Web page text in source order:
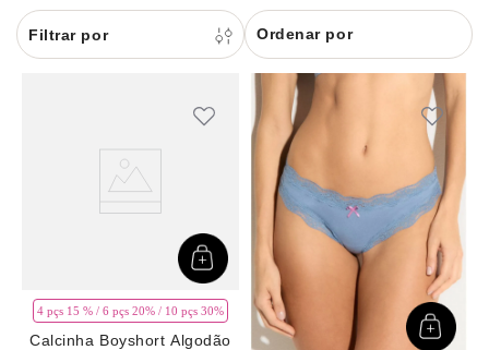
Ordenar por
4 pçs 15 % / 6 pçs 20% / 10 pçs 30%
Calcinha Boyshort Algodão
8
9 sutiã renda
body